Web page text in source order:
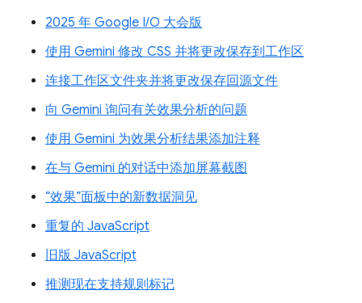
2025 年 Google I/O 大会版
使用 Gemini 修改 CSS 并将更改保存到工作区
连接工作区文件夹并将更改保存回源文件
向 Gemini 询问有关效果分析的问题
使用 Gemini 为效果分析结果添加注释
在与 Gemini 的对话中添加屏幕截图
“效果”面板中的新数据洞见
重复的 JavaScript
旧版 JavaScript
推测现在支持规则标记